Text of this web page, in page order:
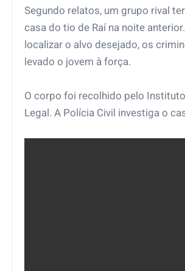
Segundo relatos, um grupo rival
casa do tio de Raí na noite
localizar o alvo desejado, os
levado o jovem à força.
O corpo foi recolhido pelo
Legal. A Polícia Civil investiga o